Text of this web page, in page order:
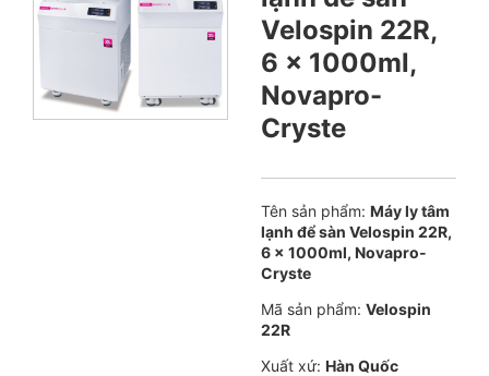
Velospin 22R,
6 x 1000ml,
Novapro-
Cryste
Tên sản phẩm: Máy ly tâm
lạnh để sàn Velospin 22R,
6 x 1000ml, Novapro-
Cryste
Mã sản phẩm: Velospin
22R
Xuất xứ: Hàn Quốc